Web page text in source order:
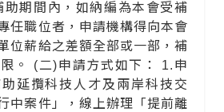
助期間內，如納編為本會受補
任職位者，申請機構得向本會
位薪給之差額全部或一部，補
。 (二)申請方式如下： 1.申
延攬科技人才及兩岸科技交
中案件」，線上辦理「提前離